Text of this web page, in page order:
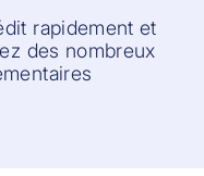
rapidement et
des nombreux